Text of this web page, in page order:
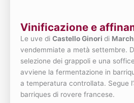
Vinificazione e
Le uve di Castello Ginori di
vendemmiate a metà settembre.
selezione dei grappoli e una
avviene la fermentazione in
a temperatura controllata. Segue
barriques di rovere francese.